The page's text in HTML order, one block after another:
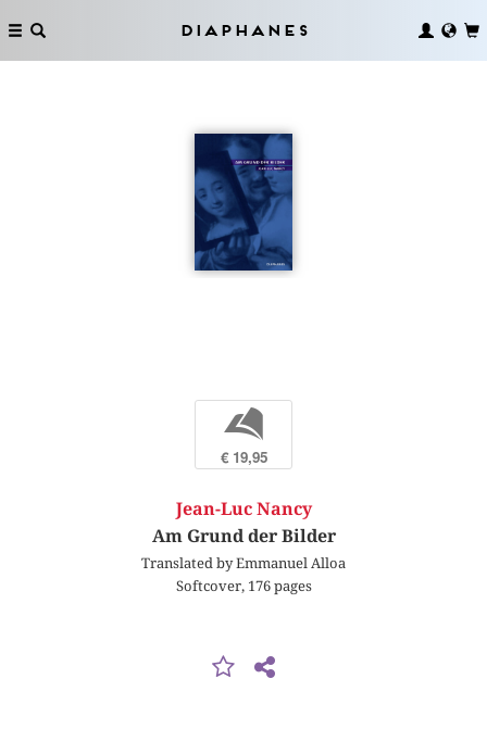
Diaphanes
b
€ 19,95
Jean-Luc Nancy
Am Grund der Bilder
Translated by Emmanuel Alloa
Softcover, 176 pages